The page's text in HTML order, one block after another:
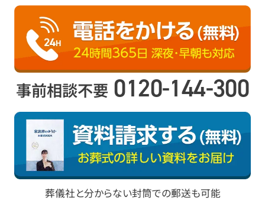
事前相談不要 0120-144-300
葬儀社と分からない封筒での郵送も可能